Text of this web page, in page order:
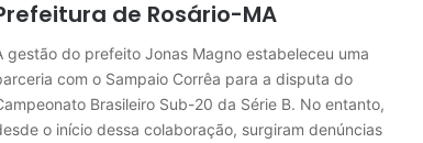
de Rosário-MA
gestão do prefeito Jonas Magno estabeleceu uma
com o Sampaio Corrêa para a disputa do
Brasileiro Sub-20 da Série B. No entanto,
o início dessa colaboração, surgiram denúncias